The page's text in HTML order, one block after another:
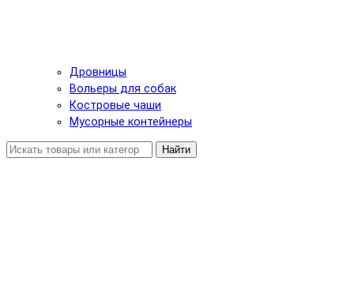
Дровницы
Вольеры для собак
Костровые чаши
Мусорные контейнеры
Найти